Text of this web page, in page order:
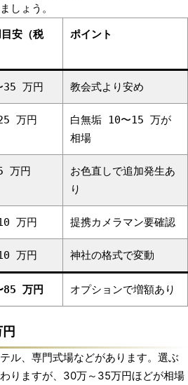
しょう。
安（税
ポイント
35 万円 教会式より安め
万円
白無垢 10〜15 万が
相場
万円
お色直しで追加発生あ
り
万円 提携カメラマン要確認
万円 神社の格式で変動
85 万円 オプションで増額あり
ル、専門式場などがあります。選ぶ
りますが、30万～35万円ほどが相場